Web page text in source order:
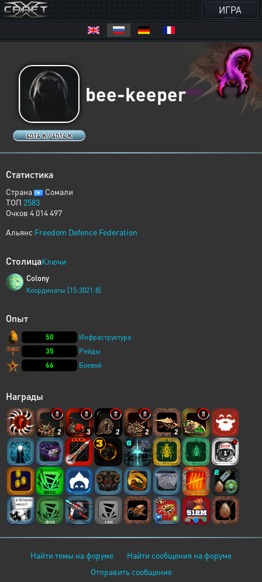
ИГРА
4014 K / 4014 K
bee-keeperXERJ
Статистика
Страна
Сомали
ТОП 2583
Очков 4 014 497
Альянс Freedom Defence Federation
СтолицаКлючи
Colony
Координаты [15:3021:8]
Опыт
50
Инфраструктура
35
Рейды
66
Боевой
Награды
2 3 2 2 2
Найти темы на форуме
Найти сообщения на форуме
Отправить сообщение